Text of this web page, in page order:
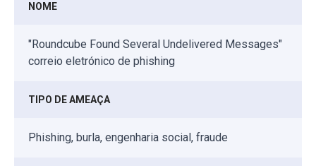
NOME
"Roundcube Found Several Undelivered Messages"
correio eletrónico de phishing
TIPO DE AMEAÇA
Phishing, burla, engenharia social, fraude